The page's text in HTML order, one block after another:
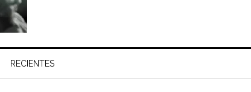
RECIENTES